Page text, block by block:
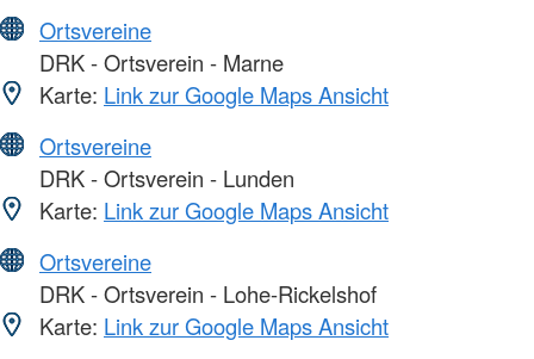
Ortsvereine
DRK - Ortsverein - Marne
Karte: Link zur Google Maps Ansicht
Ortsvereine
DRK - Ortsverein - Lunden
Karte: Link zur Google Maps Ansicht
Ortsvereine
DRK - Ortsverein - Lohe-Rickelshof
Karte: Link zur Google Maps Ansicht